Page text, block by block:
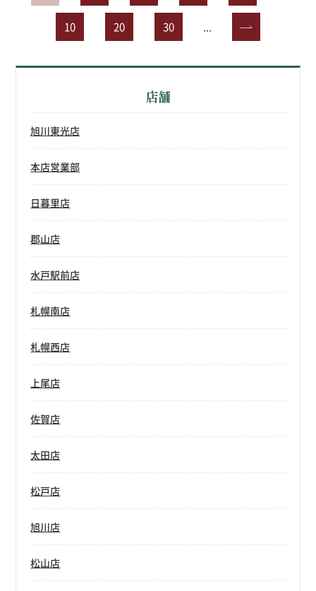
10 20 30 ... »
店舗
旭川東光店
本店営業部
日暮里店
郡山店
水戸駅前店
札幌南店
札幌西店
上尾店
佐賀店
太田店
松戸店
旭川店
松山店